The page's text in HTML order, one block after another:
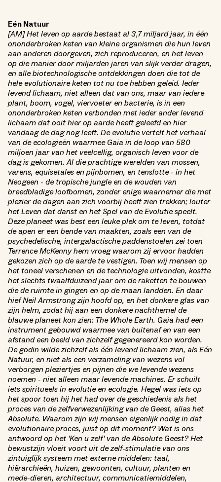
Eén Natuur
[AM] Het leven op aarde bestaat al 3,7 miljard jaar, in één
ononderbroken keten van kleine organismen die hun leven
aan anderen doorgeven, zich reproduceren, en het leven
op die manier door miljarden jaren van slijk verder dragen,
en alle biotechnologische ontdekkingen doen die tot de
hele evolutionaire keten tot nu toe hebben geleid. Ieder
levend lichaam, niet alleen dat van ons, maar van iedere
plant, boom, vogel, viervoeter en bacterie, is in een
ononderbroken keten verbonden met ieder ander levend
lichaam dat ooit hier op aarde heeft geleefd en hier
vandaag de dag nog leeft. De evolutie vertelt het verhaal
van de ecologieën waarmee Gaia in de loop van 580
miljoen jaar van het veelcellig, organisch leven voor de
dag is gekomen. Al die prachtige werelden van mossen,
varens, equisetales en pijnbomen, en tenslotte - in het
Neogeen - de tropische jungle en de wouden van
breedbladige loofbomen, zonder enige waarnemer die met
plezier de dagen aan zich voorbij heeft zien trekken; louter
het Leven dat danst en het Spel van de Evolutie speelt.
Deze planeet was best een leuke plek om te leven, totdat
de apen er een bende van maakten, zoals een van de
psychedelische, intergalactische paddenstoelen zei toen
Terrence McKenny hem vroeg waarom zij ervoor hadden
gekozen zich op de aarde te vestigen. Toen wij mensen op
het toneel verschenen en de technologie uitvonden, kostte
het slechts twaalfduizend jaar om de raketten te bouwen
die de ruimte in gingen en op de maan landden. En daar
hief Neil Armstrong zijn hoofd op, en het donkere glas van
zijn helm, zodat hij aan een donkere nachthemel de
blauwe planeet kon zien: The Whole Earth. Gaia had een
instrument gebouwd waarmee van buitenaf en van een
afstand een beeld van zichzelf gegenereerd kon worden.
De godin wilde zichzelf als één levend lichaam zien, als Eén
Natuur, en niet als een verzameling van wezens vol
verborgen pleziertjes en pijnen die we levende wezens
noemen - niet alleen maar levende machines. Er schuilt
iets spiritueels in evolutie en ecologie. Hegel was iets op
het spoor toen hij het had over de geschiedenis als het
proces van de zelfverwezenlijking van de Geest, alias het
Absolute. Waarom zijn wij mensen eigenlijk nodig in dat
evolutionaire proces, juist op dit moment? Wat is ons
antwoord op het 'Ken u zelf' van de Absolute Geest? Het
bewustzijn vloeit voort uit de zelf-stimulatie van ons
zintuiglijk systeem met externe middelen: taal,
hiërarchieën, huizen, gewoonten, cultuur, planten en
mede-dieren, architectuur, communicatiemiddelen,